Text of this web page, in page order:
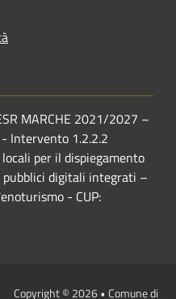
MARCHE 2021/2027 –
Intervento 1.2.2.2
per il dispiegamento
digitali integrati –
- CUP:
Copyright © 2026 • Comune di